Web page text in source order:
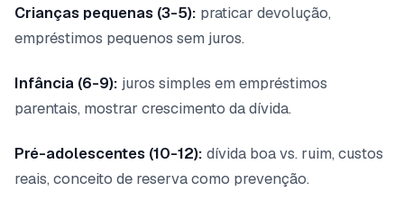
Crianças pequenas (3-5): praticar devolução,
empréstimos pequenos sem juros.
Infância (6-9): juros simples em empréstimos
parentais, mostrar crescimento da dívida.
Pré-adolescentes (10-12): dívida boa vs. ruim, custos
reais, conceito de reserva como prevenção.